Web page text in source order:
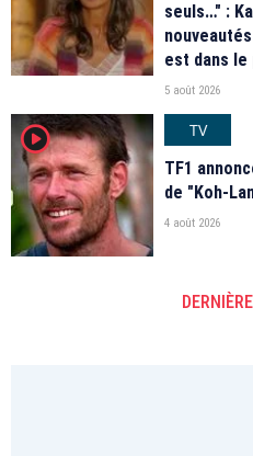
seuls…" :
est dans le
5 août 2026
player2
TV
TF1
de "Koh-
4 août 2026